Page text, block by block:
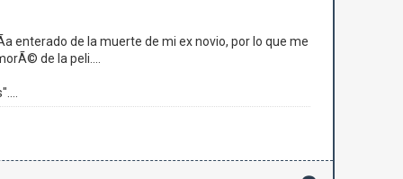
enterado de la muerte de mi ex novio, por lo que me
de la peli....